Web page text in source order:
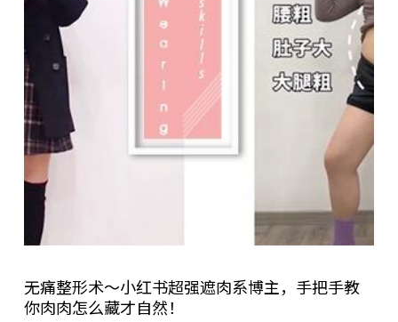
无痛整形术～小红书超强遮肉系博主，手把手教
你肉肉怎么藏才自然！